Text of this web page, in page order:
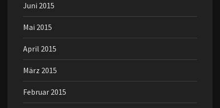
Juni 2015
Mai 2015
April 2015
März 2015
Februar 2015